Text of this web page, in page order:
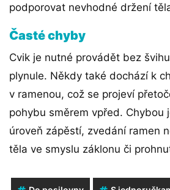
podporovat nevhodné držení
Časté chyby
Cvik je nutné provádět bez
plynule. Někdy také dochází k
v ramenou, což se projeví
pohybu směrem vpřed. Chybou
úroveň zápěstí, zvedání ramen
těla ve smyslu záklonu či